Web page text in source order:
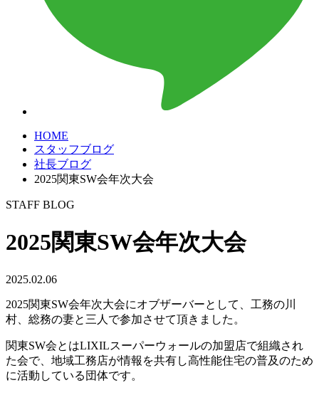
HOME
スタッフブログ
社長ブログ
2025関東SW会年次大会
STAFF BLOG
2025関東SW会年次大会
2025.02.06
2025関東SW会年次大会にオブザーバーとして、工務の川
村、総務の妻と三人で参加させて頂きました。
関東SW会とはLIXILスーパーウォールの加盟店で組織され
た会で、地域工務店が情報を共有し高性能住宅の普及のため
に活動している団体です。